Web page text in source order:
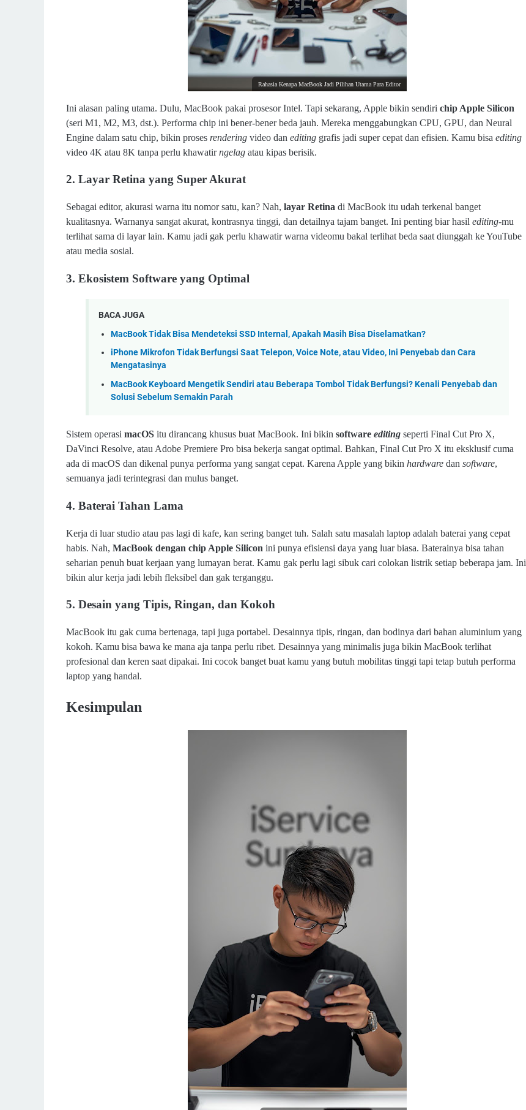
Rahasia Kenapa MacBook Jadi Pilihan Utama Para Editor
Ini alasan paling utama. Dulu, MacBook pakai prosesor Intel. Tapi sekarang, Apple bikin sendiri chip Apple Silicon
(seri M1, M2, M3, dst.). Performa chip ini bener-bener beda jauh. Mereka menggabungkan CPU, GPU, dan Neural
Engine dalam satu chip, bikin proses rendering video dan editing grafis jadi super cepat dan efisien. Kamu bisa editing
video 4K atau 8K tanpa perlu khawatirngelag atau kipas berisik.
2. Layar Retina yang Super Akurat
Sebagai editor, akurasi warna itu nomor satu, kan? Nah, layar Retina di MacBook itu udah terkenal banget
kualitasnya. Warnanya sangat akurat, kontrasnya tinggi, dan detailnya tajam banget. Ini penting biar hasil editing-mu
terlihat sama di layar lain. Kamu jadi gak perlu khawatir warna videomu bakal terlihat beda saat diunggah ke YouTube
atau media sosial.
3. Ekosistem Software yang Optimal
BACA JUGA
MacBook Tidak Bisa Mendeteksi SSD Internal, Apakah Masih Bisa Diselamatkan?
iPhone Mikrofon Tidak Berfungsi Saat Telepon, Voice Note, atau Video, Ini Penyebab dan Cara
Mengatasinya
MacBook Keyboard Mengetik Sendiri atau Beberapa Tombol Tidak Berfungsi? Kenali Penyebab dan
Solusi Sebelum Semakin Parah
Sistem operasi macOS itu dirancang khusus buat MacBook. Ini bikin software editing seperti Final Cut Pro X,
DaVinci Resolve, atau Adobe Premiere Pro bisa bekerja sangat optimal. Bahkan, Final Cut Pro X itu eksklusif cuma
ada di macOS dan dikenal punya performa yang sangat cepat. Karena Apple yang bikin hardware dan software,
semuanya jadi terintegrasi dan mulus banget.
4. Baterai Tahan Lama
Kerja di luar studio atau pas lagi di kafe, kan sering banget tuh. Salah satu masalah laptop adalah baterai yang cepat
habis. Nah, MacBook dengan chip Apple Silicon ini punya efisiensi daya yang luar biasa. Baterainya bisa tahan
seharian penuh buat kerjaan yang lumayan berat. Kamu gak perlu lagi sibuk cari colokan listrik setiap beberapa jam. Ini
bikin alur kerja jadi lebih fleksibel dan gak terganggu.
5. Desain yang Tipis, Ringan, dan Kokoh
MacBook itu gak cuma bertenaga, tapi juga portabel. Desainnya tipis, ringan, dan bodinya dari bahan aluminium yang
kokoh. Kamu bisa bawa ke mana aja tanpa perlu ribet. Desainnya yang minimalis juga bikin MacBook terlihat
profesional dan keren saat dipakai. Ini cocok banget buat kamu yang butuh mobilitas tinggi tapi tetap butuh performa
laptop yang handal.
Kesimpulan